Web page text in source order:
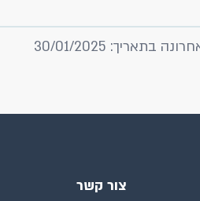
בתאריך: 30/01/2025
צור קשר